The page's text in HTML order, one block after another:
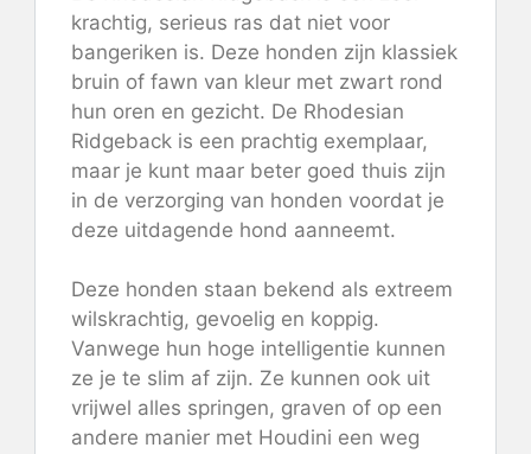
krachtig, serieus ras dat niet voor
bangeriken is. Deze honden zijn klassiek
bruin of fawn van kleur met zwart rond
hun oren en gezicht. De Rhodesian
Ridgeback is een prachtig exemplaar,
maar je kunt maar beter goed thuis zijn
in de verzorging van honden voordat je
deze uitdagende hond aanneemt.
Deze honden staan ​​bekend als extreem
wilskrachtig, gevoelig en koppig.
Vanwege hun hoge intelligentie kunnen
ze je te slim af zijn. Ze kunnen ook uit
vrijwel alles springen, graven of op een
andere manier met Houdini een weg